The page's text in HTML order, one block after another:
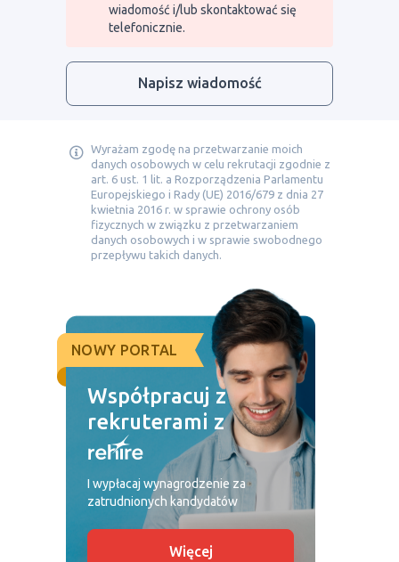
wiadomość i/lub skontaktować się
telefonicznie.
Napisz wiadomość
Wyrażam zgodę na przetwarzanie moich
danych osobowych w celu rekrutacji zgodnie z
art. 6 ust. 1 lit. a Rozporządzenia Parlamentu
Europejskiego i Rady (UE) 2016/679 z dnia 27
kwietnia 2016 r. w sprawie ochrony osób
fizycznych w związku z przetwarzaniem
danych osobowych i w sprawie swobodnego
przepływu takich danych.
NOWY PORTAL
Współpracuj z
rekruterami z
I wypłacaj wynagrodzenie za
zatrudnionych kandydatów
Więcej